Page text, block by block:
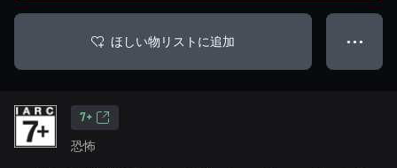
ほしい物リストに追加 ● ● ●
7+
恐怖